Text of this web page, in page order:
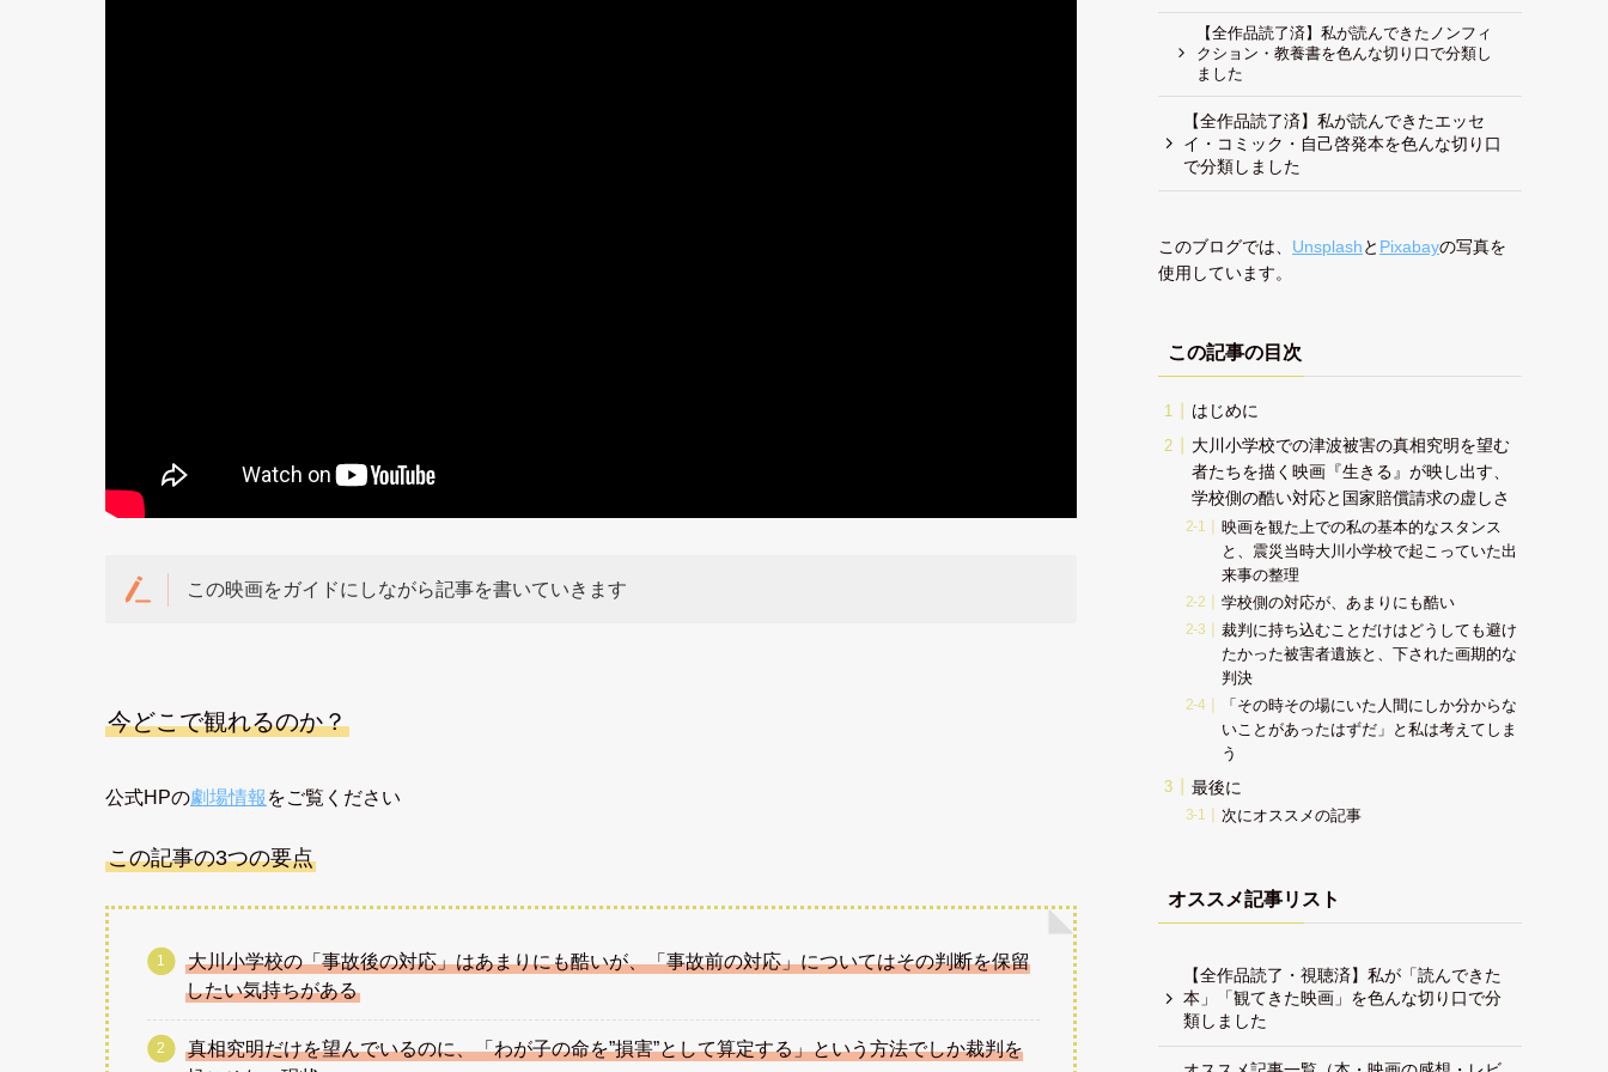
この映画をガイドにしながら記事を書いていきます
今どこで観れるのか？
公式HPの劇場情報 をご覧ください
この記事の3つの要点
大川小学校の「事故後の対応」はあまりにも酷いが、「事故前の対応」についてはその判断を保留
したい気持ちがある
真相究明だけを望んでいるのに、「わが子の命を”損害”として算定する」という方法でしか裁判を
【全作品読了済】私が読んできたノンフィ
クション・教養書を色んな切り口で分類し
ました
【全作品読了済】私が読んできたエッセ
イ・コミック・自己啓発本を色んな切り口
で分類しました
このブログでは、 Unsplashと Pixabayの写真を
使用しています。
この記事の目次
はじめに
大川小学校での津波被害の真相究明を望む
者たちを描く映画『生きる』が映し出す、
学校側の酷い対応と国家賠償請求の虚しさ
映画を観た上での私の基本的なスタンス
と、震災当時大川小学校で起こっていた出
来事の整理
学校側の対応が、あまりにも酷い
裁判に持ち込むことだけはどうしても避け
たかった被害者遺族と、下された画期的な
判決
「その時その場にいた人間にしか分からな
いことがあったはずだ」と私は考えてしま
う
最後に
次にオススメの記事
オススメ記事リスト
【全作品読了・視聴済】私が「読んできた
本」「観てきた映画」を色んな切り口で分
類しました